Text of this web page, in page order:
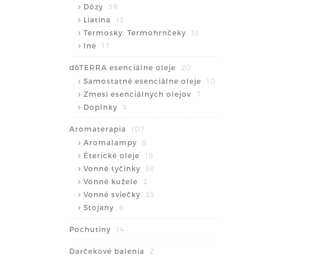
Dózy
59
Liatina
12
Termosky, Termohrnčeky
13
Iné
17
dōTERRA esenciálne oleje
20
Samostatné esenciálne oleje
10
Zmesi esenciálnych olejov
7
Doplnky
3
Aromaterapia
107
Aromalampy
8
Éterické oleje
18
Vonné tyčinky
38
Vonné kužele
2
Vonné sviečky
35
Stojany
6
Pochutiny 14
Darčekové balenia 2